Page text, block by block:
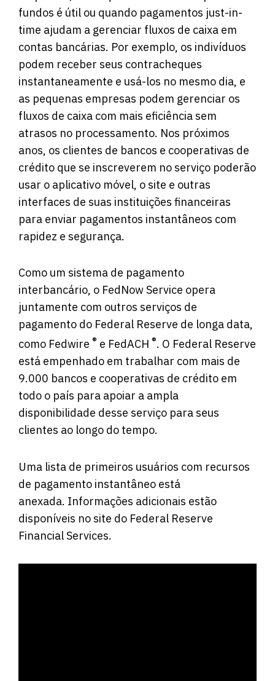
fundos é útil ou quando pagamentos just-in-
time ajudam a gerenciar fluxos de caixa em
contas bancárias. Por exemplo, os indivíduos
podem receber seus contracheques
instantaneamente e usá-los no mesmo dia, e
as pequenas empresas podem gerenciar os
fluxos de caixa com mais eficiência sem
atrasos no processamento. Nos próximos
anos, os clientes de bancos e cooperativas de
crédito que se inscreverem no serviço poderão
usar o aplicativo móvel, o site e outras
interfaces de suas instituições financeiras
para enviar pagamentos instantâneos com
rapidez e segurança.
Como um sistema de pagamento
interbancário, o FedNow Service opera
juntamente com outros serviços de
pagamento do Federal Reserve de longa data,
como Fedwire ® e FedACH ®. O Federal Reserve
está empenhado em trabalhar com mais de
9.000 bancos e cooperativas de crédito em
todo o país para apoiar a ampla
disponibilidade desse serviço para seus
clientes ao longo do tempo.
Uma lista de primeiros usuários com recursos
de pagamento instantâneo está
anexada. Informações adicionais estão
disponíveis nosite do Federal Reserve
Financial Services.